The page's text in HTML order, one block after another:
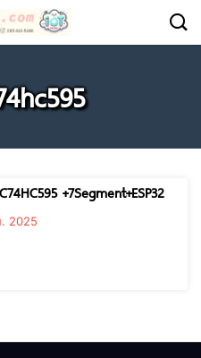
+7Segment+ESP32
2025